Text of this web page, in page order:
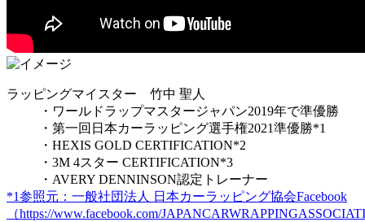
ラッピングマイスター ⽵中 聖⼈
・ワールドラップマスタージャパン2019年で準優勝
・第一回日本カーラッピング選手権2021準優勝*1
・HEXIS GOLD CERTIFICATION*2
・3M 4スター CERTIFICATION*3
・AVERY DENNINSON認定トレーナー
*1参照元：一般社団法人 日本カーラッピング協会Facebook
（https://www.facebook.com/